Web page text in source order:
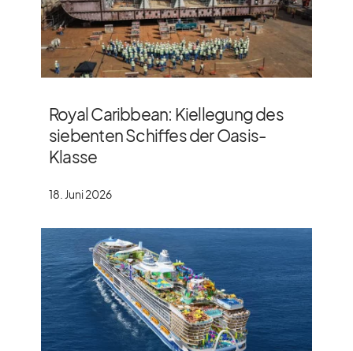
Royal Caribbean: Kiellegung des
siebenten Schiffes der Oasis-
Klasse
18. Juni 2026